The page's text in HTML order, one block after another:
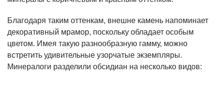
Благодаря таким оттенкам, внешне камень напоминает
декоративный мрамор, поскольку обладает особым
цветом. Имея такую разнообразную гамму, можно
встретить удивительные узорчатые экземпляры.
Минералоги разделили обсидиан на несколько видов: